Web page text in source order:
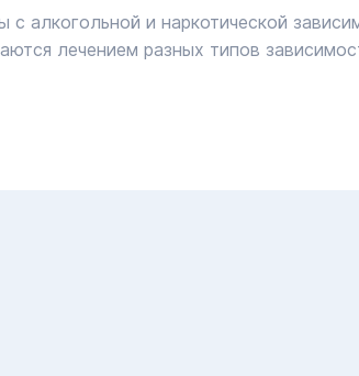
алкогольной и наркотической
лечением разных типов